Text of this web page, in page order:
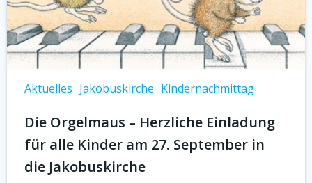
Aktuelles Jakobuskirche Kindernachmittag
Die Orgelmaus – Herzliche Einladung
für alle Kinder am 27. September in
die Jakobuskirche